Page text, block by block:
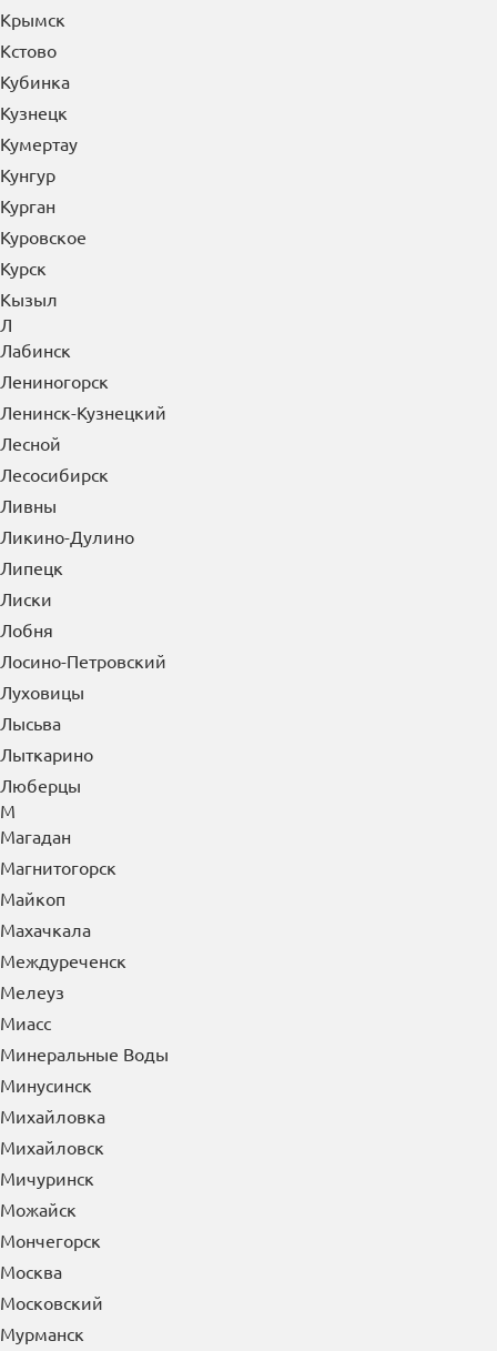
Крымск
Кстово
Кубинка
Кузнецк
Кумертау
Кунгур
Курган
Куровское
Курск
Кызыл
Л
Лабинск
Лениногорск
Ленинск-Кузнецкий
Лесной
Лесосибирск
Ливны
Ликино-Дулино
Липецк
Лиски
Лобня
Лосино-Петровский
Луховицы
Лысьва
Лыткарино
Люберцы
М
Магадан
Магнитогорск
Майкоп
Махачкала
Междуреченск
Мелеуз
Миасс
Минеральные Воды
Минусинск
Михайловка
Михайловск
Мичуринск
Можайск
Мончегорск
Москва
Московский
Мурманск